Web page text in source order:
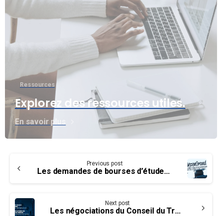
Ressources
Explorez des ressources utiles.
En savoir plus
Reading
Previous post
Les demandes de bourses d’études postsecondaires sont maintenant ouvertes!
Next post
Les négociations du Conseil du Trésor – Informations importantes